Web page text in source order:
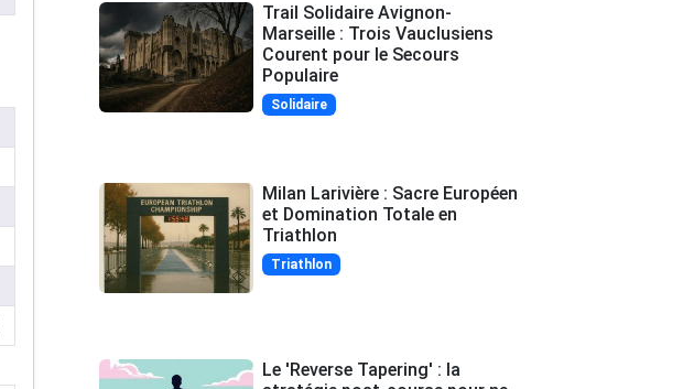
Trail Solidaire Avignon-
Marseille : Trois Vauclusiens
Courent pour le Secours
Populaire
Solidaire
Milan Larivière : Sacre Européen
et Domination Totale en
Triathlon
Triathlon
Le 'Reverse Tapering' : la